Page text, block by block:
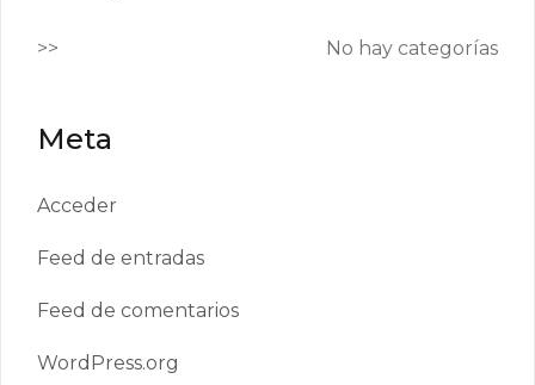
No hay categorías
Meta
Acceder
Feed de entradas
Feed de comentarios
WordPress.org